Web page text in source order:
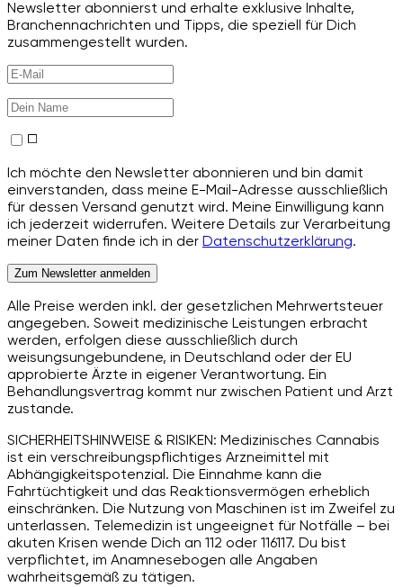
Newsletter abonnierst und erhalte exklusive Inhalte,
Branchennachrichten und Tipps, die speziell für Dich
zusammengestellt wurden.
Ich möchte den Newsletter abonnieren und bin damit
einverstanden, dass meine E-Mail-Adresse ausschließlich
für dessen Versand genutzt wird. Meine Einwilligung kann
ich jederzeit widerrufen. Weitere Details zur Verarbeitung
meiner Daten finde ich in der Datenschutzerklärung.
Zum Newsletter anmelden
Alle Preise werden inkl. der gesetzlichen Mehrwertsteuer
angegeben. Soweit medizinische Leistungen erbracht
werden, erfolgen diese ausschließlich durch
weisungsungebundene, in Deutschland oder der EU
approbierte Ärzte in eigener Verantwortung. Ein
Behandlungsvertrag kommt nur zwischen Patient und Arzt
zustande.
SICHERHEITSHINWEISE & RISIKEN: Medizinisches Cannabis
ist ein verschreibungspflichtiges Arzneimittel mit
Abhängigkeitspotenzial. Die Einnahme kann die
Fahrtüchtigkeit und das Reaktionsvermögen erheblich
einschränken. Die Nutzung von Maschinen ist im Zweifel zu
unterlassen. Telemedizin ist ungeeignet für Notfälle – bei
akuten Krisen wende Dich an 112 oder 116117. Du bist
verpflichtet, im Anamnesebogen alle Angaben
wahrheitsgemäß zu tätigen.